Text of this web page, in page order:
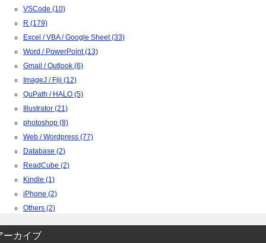
VSCode (10)
R (179)
Excel / VBA / Google Sheet (33)
Word / PowerPoint (13)
Gmail / Outlook (6)
ImageJ / Fiji (12)
QuPath / HALO (5)
Illustrator (21)
photoshop (8)
Web / Wordpress (77)
Database (2)
ReadCube (2)
Kindle (1)
iPhone (2)
Others (2)
ーカイブ